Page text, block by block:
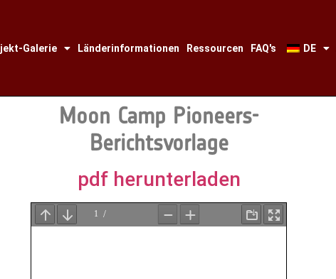
Galerie Länderinformationen Ressourcen FAQ's DE
Moon Camp Pioneers-
Berichtsvorlage
pdf herunterladen